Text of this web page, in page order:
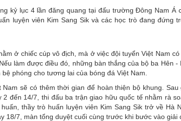
kỷ lục 4 lần đăng quang tại đấu trường Đông Nam Á
luyện viên Kim Sang Sik và các học trò đang đứng
ở chiếc cúp vô địch, mà ở việc đội tuyển Việt Nam
làm được điều đó, những bàn thắng của bộ ba Hên -
phóng cho tương lai của bóng đá Việt Nam.
sẽ có thêm thời gian để hoàn thiện bộ khung. Sau
đến 14/7, thi đấu ba trận giao hữu quốc tế nhằm rà
thầy trò huấn luyện viên Kim Sang Sik trở về Hà
18/7, màn tổng duyệt cuối cùng trước khi bước vào giải